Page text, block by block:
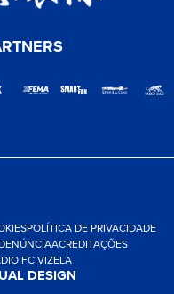
POLÍTICA DE PRIVACIDADE
ACREDITAÇÕES
FC VIZELA
DESIGN